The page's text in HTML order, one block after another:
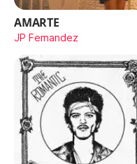
AMARTE
JP Fernandez